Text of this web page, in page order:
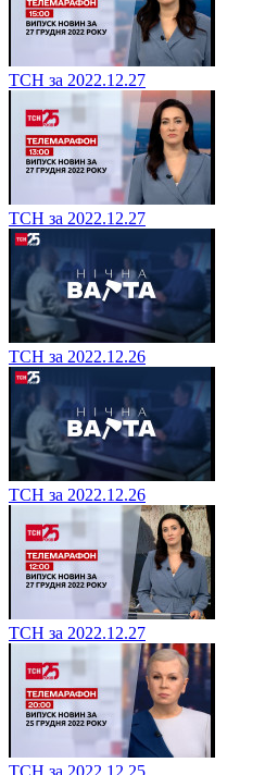
ТСН за 2022.12.27
ТСН за 2022.12.27
ТСН за 2022.12.26
ТСН за 2022.12.26
ТСН за 2022.12.27
ТСН за 2022.12.25